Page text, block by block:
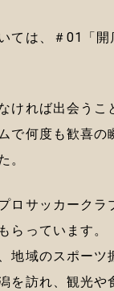
ては、＃01「
ければ出会う
で何度も歓喜
。
ロサッカーク
らっています。
地域のスポーツ
を訪れ、観光や